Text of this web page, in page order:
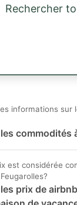
Rechercher
informations sur
commodités
est considérée
prix de